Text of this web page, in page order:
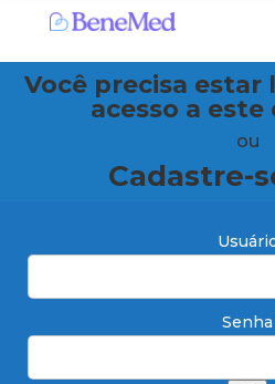
Você precisa
acesso a
ou
Cadastre-
Senha